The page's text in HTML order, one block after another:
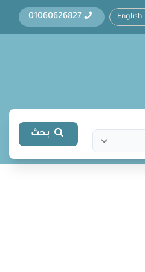
English
01060626827
بحث